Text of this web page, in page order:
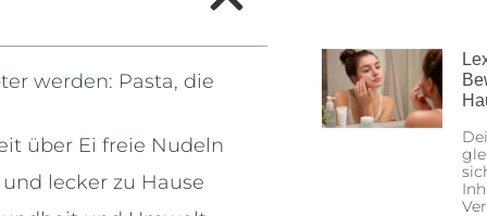
werden: Pasta, die
über Ei freie Nudeln
lecker zu Hause